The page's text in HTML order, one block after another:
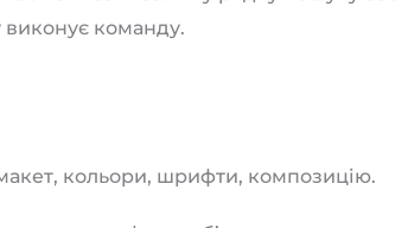
виконує команду.
кольори, шрифти, композицію.